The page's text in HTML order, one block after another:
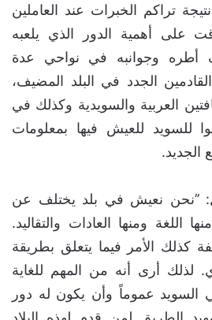
تراكم الخبرات عند العاملين
على أهمية الدور الذي يلعبه
أطره وجوانبه في نواحي عدة
الجدد في البلد المضيف،
العربية والسويدية وكذلك في
للسويد للعيش فيها بمعلومات
الجديد.
’’نحن نعيش في بلد يختلف عن
اللغة ومنها العادات والتقاليد.
كذلك الأمر فيما يتعلق بطريقة
لذلك أرى أنه من المهم للغاية
السويد عموماً وأن يكون له دور